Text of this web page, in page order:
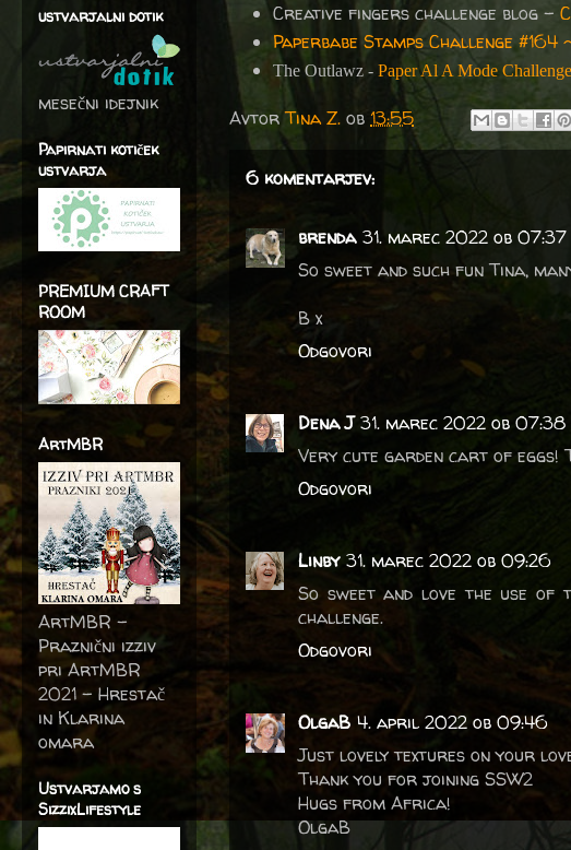
Creative fingers challenge blog -
Paperbabe Stamps Challenge #164
The Outlawz - Paper Al A Mode
AvtorTina Z. ob 13:55
6 komentarjev:
brenda 31. marec 2022 ob 07:37
So sweet and such fun Tina,
B x
Odgovori
Dena J 31. marec 2022 ob 07:38
Very cute garden cart of eggs!
Odgovori
Linby 31. marec 2022 ob 09:26
So sweet and love the use
challenge.
Odgovori
OlgaB 4. april 2022 ob 09:46
Just lovely textures on your
Thank you for joining SSW2
Hugs from Africa!
OlgaB
ustvarjalni dotik
mesečni idejnik
Papirnati kotiček
ustvarja
PREMIUM CRAFT
ROOM
ArtMBR
ArtMBR -
Praznični izziv
pri ArtMBR
2021 – Hrestač
in Klarina
omara
Ustvarjamo s
SizzixLifestyle